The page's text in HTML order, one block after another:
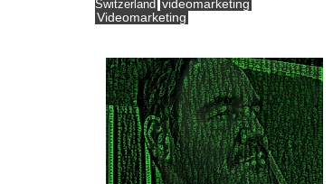
Switzerland videomarketing
Videomarketing